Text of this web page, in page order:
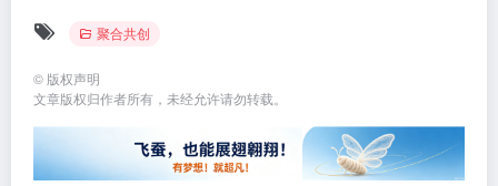
聚合共创
© 版权声明
文章版权归作者所有，未经允许请勿转载。